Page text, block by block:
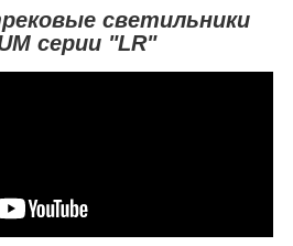
светильники
серии "LR"